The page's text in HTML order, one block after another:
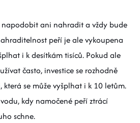
napodobit ani nahradit a vždy bude
peří je ale vykoupena
i k desítkám tisíců. Pokud ale
často, investice se rozhodně
se může vyšplhat i k 10 letům.
kdy namočené peří ztrácí
schne.